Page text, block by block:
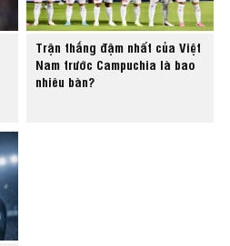
Trận thắng đậm nhất của Việt
Nam trước Campuchia là bao
nhiêu bàn?